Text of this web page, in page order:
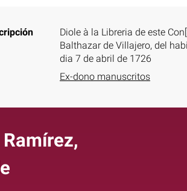
Diole à la Libreria de este
Balthazar de Villajero, del
dia 7 de abril de 1726
Ex-dono manuscritos